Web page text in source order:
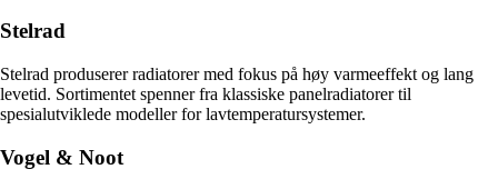
Stelrad
Stelrad produserer radiatorer med fokus på høy varmeeffekt og lang
levetid. Sortimentet spenner fra klassiske panelradiatorer til
spesialutviklede modeller for lavtemperatursystemer.
Vogel & Noot